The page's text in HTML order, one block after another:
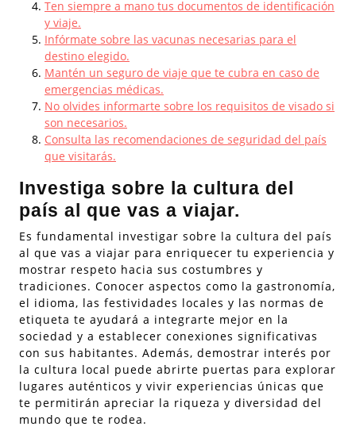
Ten siempre a mano tus documentos de identificación
y viaje.
Infórmate sobre las vacunas necesarias para el
destino elegido.
Mantén un seguro de viaje que te cubra en caso de
emergencias médicas.
No olvides informarte sobre los requisitos de visado si
son necesarios.
Consulta las recomendaciones de seguridad del país
que visitarás.
Investiga sobre la cultura del
país al que vas a viajar.
Es fundamental investigar sobre la cultura del país
al que vas a viajar para enriquecer tu experiencia y
mostrar respeto hacia sus costumbres y
tradiciones. Conocer aspectos como la gastronomía,
el idioma, las festividades locales y las normas de
etiqueta te ayudará a integrarte mejor en la
sociedad y a establecer conexiones significativas
con sus habitantes. Además, demostrar interés por
la cultura local puede abrirte puertas para explorar
lugares auténticos y vivir experiencias únicas que
te permitirán apreciar la riqueza y diversidad del
mundo que te rodea.